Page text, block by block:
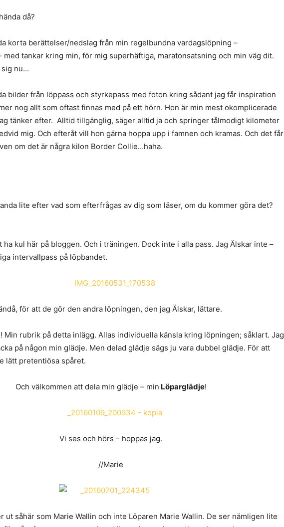
då?
korta berättelser/nedslag från min regelbundna vardagslöpning –
med tankar kring min, för mig superhäftiga, maratonsatsning och min väg dit.
sig nu…
bilder från löppass och styrkepass med foton kring sådant jag får inspiration
nog allt som oftast finnas med på ett hörn. Hon är min mest okomplicerade
tänker efter. Alltid tillgänglig, säger alltid ja och springer tålmodigt kilometer
mig. Och efteråt vill hon gärna hoppa upp i famnen och kramas. Och det får
om det är några kilon Border Collie…haha.
lite efter vad som efterfrågas av dig som läser, om du kommer göra det?
ha kul här på bloggen. Och i träningen. Dock inte i alla pass. Jag Älskar inte –
intervallpass på löpbandet.
för att de gör den andra löpningen, den jag Älskar, lättare.
Min rubrik på detta inlägg. Allas individuella känsla kring löpningen; såklart. Jag
på någon min glädje. Men delad glädje sägs ju vara dubbel glädje. För att
lätt pretentiösa spåret.
Och välkommen att dela min glädje – min Löparglädje!
Vi ses och hörs – hoppas jag.
//Marie
ut såhär som Marie Wallin och inte Löparen Marie Wallin. De ser nämligen lite